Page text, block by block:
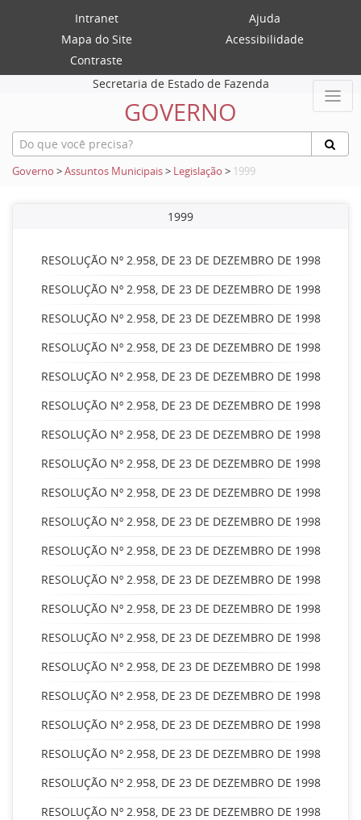
Intranet
Ajuda
Mapa do Site
Acessibilidade
Contraste
Secretaria de Estado de Fazenda
GOVERNO
Governo >Assuntos Municipais> Legislação > 1999
1999
RESOLUÇÃO Nº 2.958, DE 23 DE DEZEMBRO DE 1998
RESOLUÇÃO Nº 2.958, DE 23 DE DEZEMBRO DE 1998
RESOLUÇÃO Nº 2.958, DE 23 DE DEZEMBRO DE 1998
RESOLUÇÃO Nº 2.958, DE 23 DE DEZEMBRO DE 1998
RESOLUÇÃO Nº 2.958, DE 23 DE DEZEMBRO DE 1998
RESOLUÇÃO Nº 2.958, DE 23 DE DEZEMBRO DE 1998
RESOLUÇÃO Nº 2.958, DE 23 DE DEZEMBRO DE 1998
RESOLUÇÃO Nº 2.958, DE 23 DE DEZEMBRO DE 1998
RESOLUÇÃO Nº 2.958, DE 23 DE DEZEMBRO DE 1998
RESOLUÇÃO Nº 2.958, DE 23 DE DEZEMBRO DE 1998
RESOLUÇÃO Nº 2.958, DE 23 DE DEZEMBRO DE 1998
RESOLUÇÃO Nº 2.958, DE 23 DE DEZEMBRO DE 1998
RESOLUÇÃO Nº 2.958, DE 23 DE DEZEMBRO DE 1998
RESOLUÇÃO Nº 2.958, DE 23 DE DEZEMBRO DE 1998
RESOLUÇÃO Nº 2.958, DE 23 DE DEZEMBRO DE 1998
RESOLUÇÃO Nº 2.958, DE 23 DE DEZEMBRO DE 1998
RESOLUÇÃO Nº 2.958, DE 23 DE DEZEMBRO DE 1998
RESOLUÇÃO Nº 2.958, DE 23 DE DEZEMBRO DE 1998
RESOLUÇÃO Nº 2.958, DE 23 DE DEZEMBRO DE 1998
RESOLUÇÃO Nº 2.958, DE 23 DE DEZEMBRO DE 1998